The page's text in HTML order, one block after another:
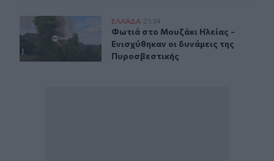
Φωτιά στο Μουζάκι Ηλείας - Ενισχύθηκαν οι δυνάμεις
ΕΛΛAΔΑ 21:34
Φωτιά στο Μουζάκι Ηλείας -
Φωτιά στο Μουζάκι Ηλείας -
Ενισχύθηκαν οι δυνάμεις της
Πυροσβεστικής